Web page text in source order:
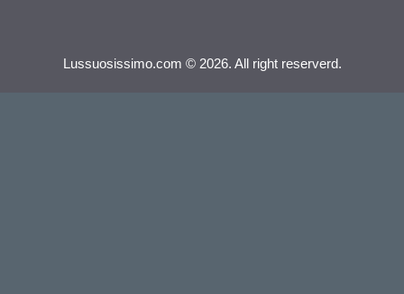
Lussuosissimo.com © 2026. All right reserverd.